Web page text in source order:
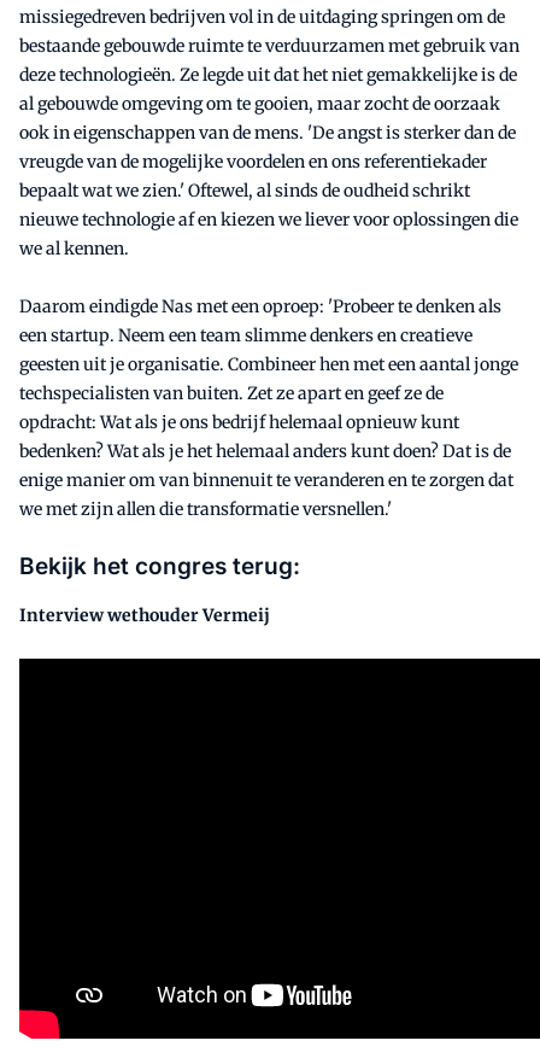
missiegedreven bedrijven vol in de uitdaging springen om de
bestaande gebouwde ruimte te verduurzamen met gebruik van
deze technologieën. Ze legde uit dat het niet gemakkelijke is de
al gebouwde omgeving om te gooien, maar zocht de oorzaak
ook in eigenschappen van de mens. 'De angst is sterker dan de
vreugde van de mogelijke voordelen en ons referentiekader
bepaalt wat we zien.' Oftewel, al sinds de oudheid schrikt
nieuwe technologie af en kiezen we liever voor oplossingen die
we al kennen.
Daarom eindigde Nas met een oproep: 'Probeer te denken als
een startup. Neem een team slimme denkers en creatieve
geesten uit je organisatie. Combineer hen met een aantal jonge
techspecialisten van buiten. Zet ze apart en geef ze de
opdracht: Wat als je ons bedrijf helemaal opnieuw kunt
bedenken? Wat als je het helemaal anders kunt doen? Dat is de
enige manier om van binnenuit te veranderen en te zorgen dat
we met zijn allen die transformatie versnellen.'
Bekijk het congres terug:
Interview wethouder Vermeij